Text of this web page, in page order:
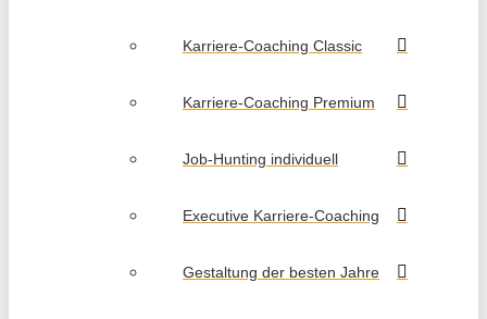
Karriere-Coaching Classic
Karriere-Coaching Premium
Job-Hunting individuell
Executive Karriere-Coaching
Gestaltung der besten Jahre